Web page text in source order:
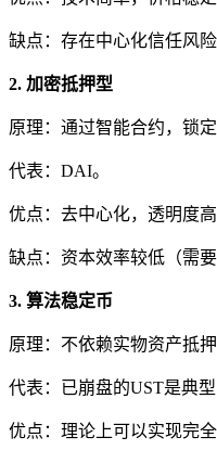
缺点：存在中心化信任风
2. 加密抵押型
原理：通过智能合约，锁
代表：DAI。
优点：去中心化，透明度
缺点：资本效率较低（需
3. 算法稳定币
原理：不依赖实物资产抵
代表：已崩盘的UST是典型
优点：理论上可以实现完全